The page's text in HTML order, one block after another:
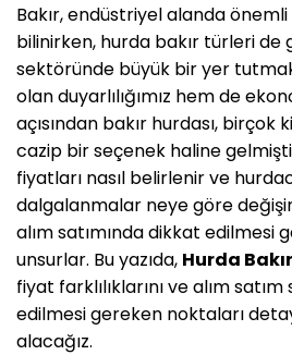
Bakır, endüstriyel alanda
bilinirken, hurda bakır türleri de
sektöründe büyük bir yer
olan duyarlılığımız hem de
açısından bakır hurdası, birçok
cazip bir seçenek haline
fiyatları nasıl belirlenir ve
dalgalanmalar neye göre
alım satımında dikkat edilmesi
unsurlar. Bu yazıda, Hurda
fiyat farklılıklarını ve alım
edilmesi gereken noktaları
alacağız.